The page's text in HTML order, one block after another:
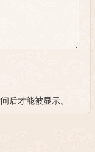
后才能被显示。